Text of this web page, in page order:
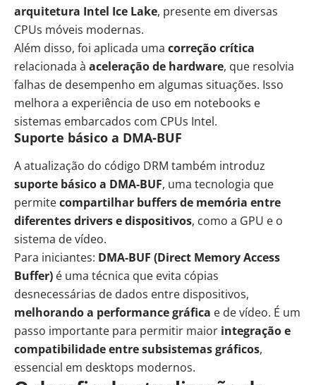
arquitetura Intel Ice Lake, presente em diversas
CPUs móveis modernas.
Além disso, foi aplicada uma correção crítica
relacionada à aceleração de hardware, que resolvia
falhas de desempenho em algumas situações. Isso
melhora a experiência de uso em notebooks e
sistemas embarcados com CPUs Intel.
Suporte básico a DMA-BUF
A atualização do código DRM também introduz
suporte básico a DMA-BUF, uma tecnologia que
permitecompartilhar buffers de memória entre
diferentes drivers e dispositivos, como a GPU e o
sistema de vídeo.
Para iniciantes: DMA-BUF (Direct Memory Access
Buffer) é uma técnica que evita cópias
desnecessárias de dados entre dispositivos,
melhorando a performance gráfica e de vídeo. É um
passo importante para permitir maior integração e
compatibilidade entre subsistemas gráficos,
essencial em desktops modernos.